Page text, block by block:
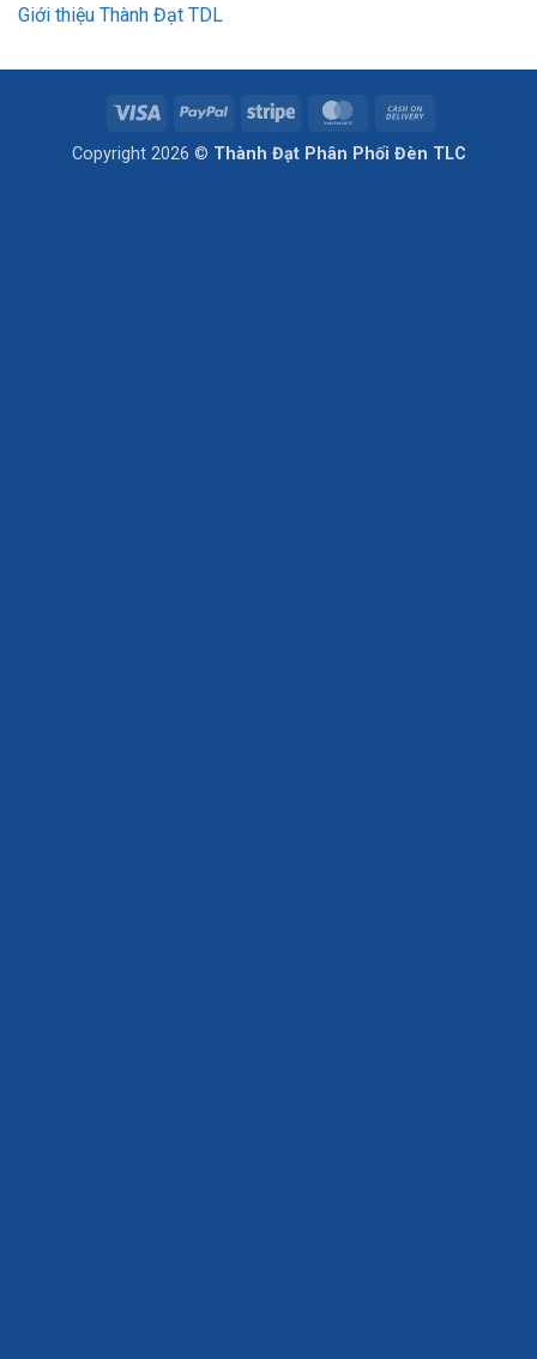
Giới thiệu Thành Đạt TDL
Visa PayPal Stripe MasterCard
Delivery
Copyright 2026 © Thành Đạt Phân Phối Đèn TLC